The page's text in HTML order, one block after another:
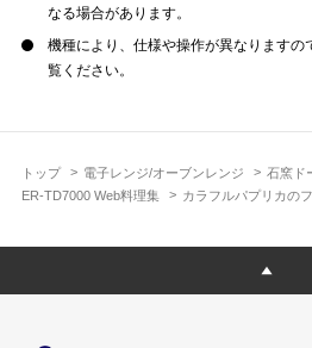
トップ 電子レンジ/オーブンレンジ
石窯ド
ER-TD7000 Web料理集
カラフルパプリカの
なる場合があります。
機種により、仕様や操作が異なりますの
覧ください。